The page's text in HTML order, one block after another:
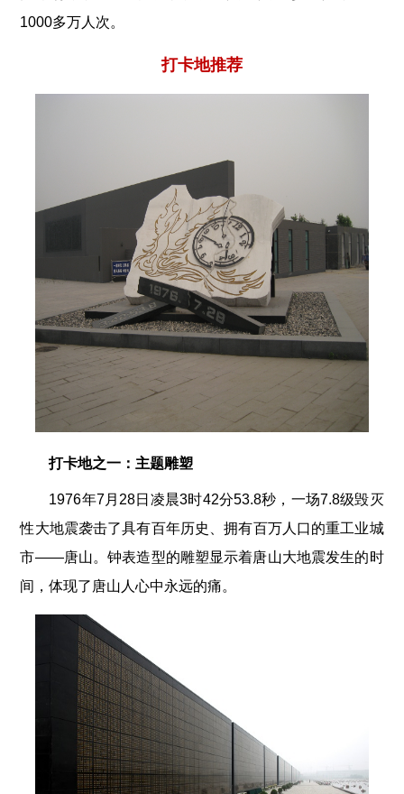
1000多万人次。
打卡地推荐
打卡地之一：主题雕塑
1976年7月28日凌晨3时42分53.8秒，一场7.8级毁灭
性大地震袭击了具有百年历史、拥有百万人口的重工业城
市——唐山。钟表造型的雕塑显示着唐山大地震发生的时
间，体现了唐山人心中永远的痛。